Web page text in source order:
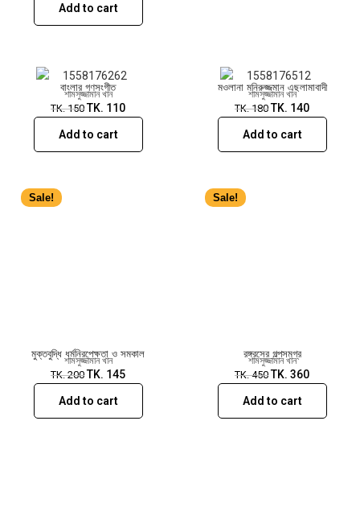
Add to cart
বাংলার গণসংগীত
শামসুজ্জামান খান
TK.150 TK. 110
Add to cart
মওলানা মনিরুজ্জমান এছলামাবাদী
শামসুজ্জামান খান
TK.180 TK. 140
Add to cart
Sale!
মুক্তবুদ্ধি ধর্মনিরপেক্ষতা ও সমকাল
শামসুজ্জামান খান
TK.200 TK. 145
Add to cart
Sale!
রঙ্গরসের গল্পসমগ্র
শামসুজ্জামান খান
TK.450 TK. 360
Add to cart